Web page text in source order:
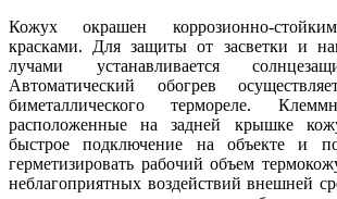
Кожух окрашен коррозионно-
красками. Для защиты от засветки и
лучами устанавливается
Автоматический обогрев
биметаллического термореле.
расположенные на задней крышке
быстрое подключение на объекте и
герметизировать рабочий объем
неблагоприятных воздействий внешней